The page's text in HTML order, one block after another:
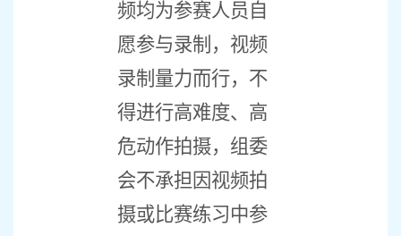
频均为参赛人员自
愿参与录制，视频
录制量力而行，不
得进行高难度、高
危动作拍摄，组委
会不承担因视频拍
摄或比赛练习中参